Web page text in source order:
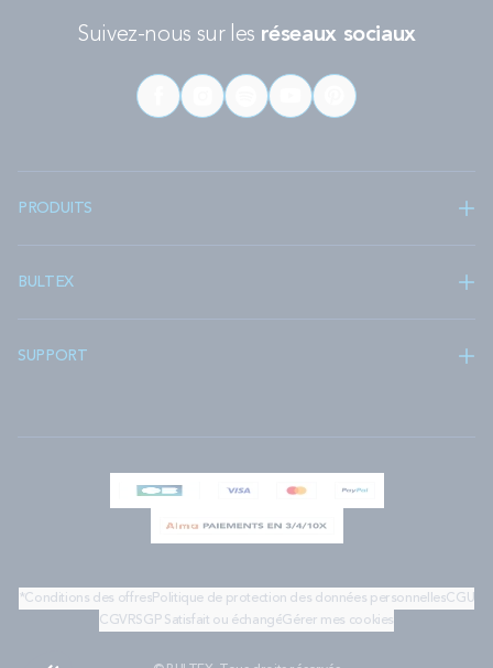
Suivez-nous sur les réseaux sociaux
PRODUITS
BULTEX
SUPPORT
*Conditions des offresPolitique de protection des données personnellesCGU
CGV RSGP Satisfait ou échangéGérer mes cookies